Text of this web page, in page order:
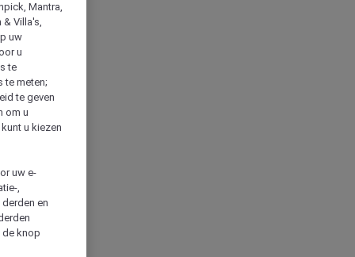
Mantra,
& Villa's,
uw
u
te
te meten;
te geven
om u
u kiezen
uw e-
,
en
de knop